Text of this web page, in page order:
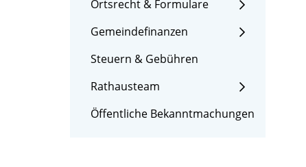
Ortsrecht & Formulare
Gemeindefinanzen
Steuern & Gebühren
Rathausteam
Öffentliche Bekanntmachungen